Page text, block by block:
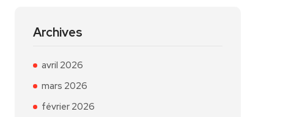
Archives
avril 2026
mars 2026
février 2026